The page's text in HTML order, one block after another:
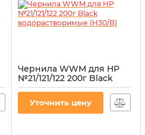
Чернила WWM для HP
№21/121/122 200г Black
водорастворимые
Уточнить цену